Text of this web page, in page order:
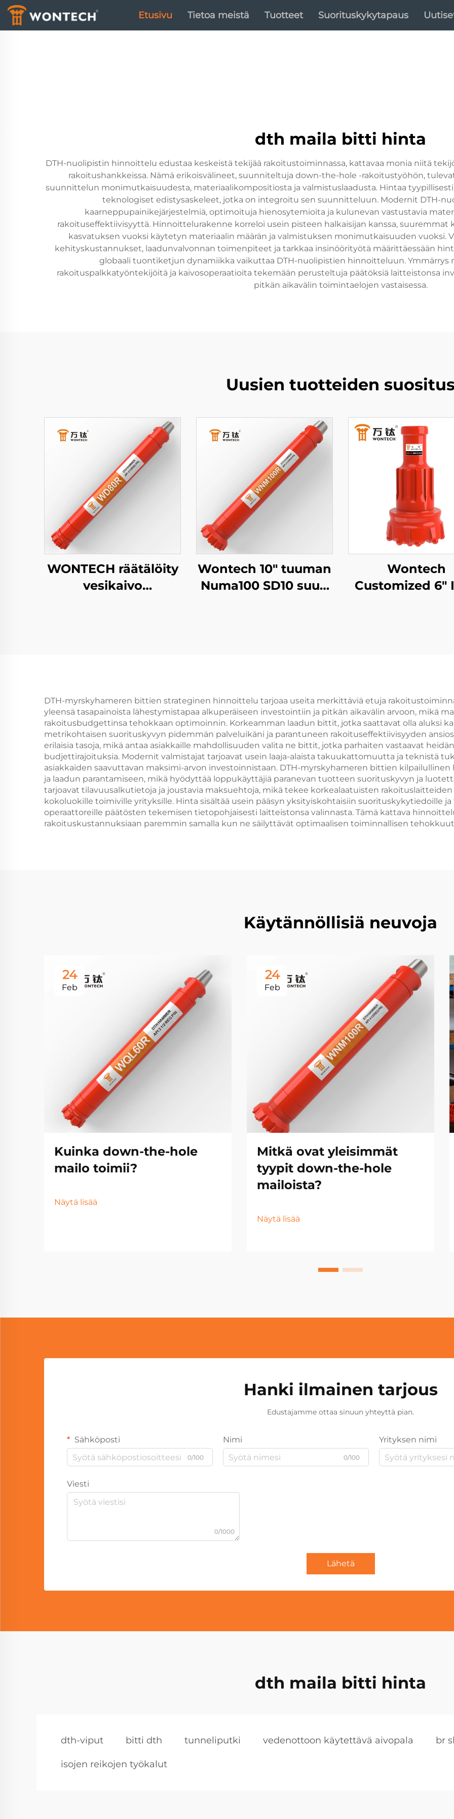
Etusivu Tietoa meistä Tuotteet Suorituskykytapaus
dth maila bitti hinta
DTH-nuolipistin hinnoittelu edustaa keskeistä tekijää rakoitustoiminnassa, kattavaa monia niitä
rakoitushankkeissa. Nämä erikoisvälineet, suunniteltuja down-the-hole -rakoitustyöhön,
suunnittelun monimutkaisuudesta, materiaalikompositiosta ja valmistuslaadusta. Hintaa
teknologiset edistysaskeleet, jotka on integroitu sen suunnitteluun. Modernit DTH-
kaarneppupainikejärjestelmiä, optimoituja hienosytemioita ja kulunevan vastustavia
rakoituseffektiivisyyttä. Hinnoittelurakenne korreloi usein pisteen halkaisijan kanssa,
kasvatuksen vuoksi käytetyn materiaalin määrän ja valmistuksen monimutkaisuuden vuoksi.
kehityskustannukset, laadunvalvonnan toimenpiteet ja tarkkaa insinöörityötä määrittäessään
globaali tuontiketjun dynamiikka vaikuttaa DTH-nuolipistien hinnoitteluun. Ymmärrys
rakoituspalkkatyöntekijöitä ja kaivosoperaatioita tekemään perusteltuja päätöksiä laitteistonsa
pitkän aikavälin toimintaelojen vastaisessa.
Uusien tuotteiden
WONTECH räätälöity
vesikaivo
Wontech 10" tuuman
Numa100 SD10 suuri
Wontech
Customized 6"
DTH-myrskyhameren bittien strateginen hinnoittelu tarjoaa useita merkittäviä etuja
yleensä tasapainoista lähestymistapaa alkuperäiseen investointiin ja pitkän aikavälin arvoon, mikä
rakoitusbudgettinsa tehokkaan optimoinnin. Korkeamman laadun bittit, jotka saattavat olla aluksi
metrikohtaisen suorituskyvyn pidemmän palveluikäni ja parantuneen rakoituseffektiivisyyden
erilaisia tasoja, mikä antaa asiakkaille mahdollisuuden valita ne bittit, jotka parhaiten vastaavat
budjettirajoituksia. Modernit valmistajat tarjoavat usein laaja-alaista takuukattomuutta ja teknistä
asiakkaiden saavuttavan maksimi-arvon investoinnistaan. DTH-myrskyhameren bittien
ja laadun parantamiseen, mikä hyödyttää loppukäyttäjiä paranevan tuotteen suorituskyvyn ja
tarjoavat tilavuusalkutietoja ja joustavia maksuehtoja, mikä tekee korkealaatuisten
kokoluokille toimiville yrityksille. Hinta sisältää usein pääsyn yksityiskohtaisiin suorituskykytiedoille
operaattoreille päätösten tekemisen tietopohjaisesti laitteistonsa valinnasta. Tämä kattava
rakoituskustannuksiaan paremmin samalla kun ne säilyttävät optimaalisen toiminnallisen
Käytännöllisiä neuvoja
24
Feb
Kuinka down-the-hole
mailo toimii?
Näytä lisää
24
Feb
Mitkä ovat yleisimmät
tyypit down-the-hole
mailoista?
Näytä lisää
Hanki ilmainen tarjous
Edustajamme ottaa sinuun yhteyttä pian.
Sähköposti
0/100
Nimi
0/100
Yrityksen nimi
Viesti
0/1000
Lähetä
dth maila bitti hinta
dth-viput bitti dth tunneliputki vedenottoon käytettävä aivopala br
isojen reikojen työkalut